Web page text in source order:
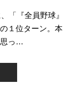
「『全員野球』
１位ターン。本
思っ…